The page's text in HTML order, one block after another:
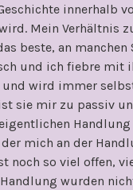
innerhalb
Mein Verhältnis
beste, an
und ich fiebre mit
wird immer
sie mir zu passiv
mich an der
noch so viel offen,
wurden